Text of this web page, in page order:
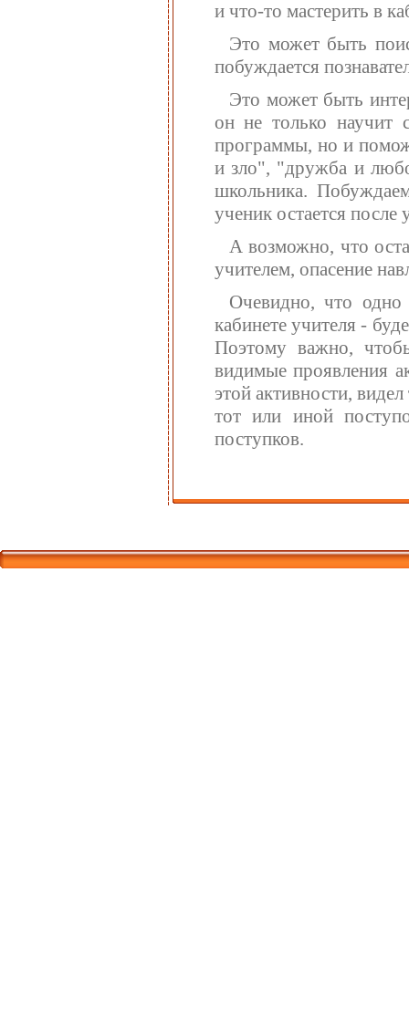
и что-то мастерить в
Это может быть
побуждается
Это может быть
он не только научит
программы, но и
и зло", "дружба и
школьника.
ученик остается после
А возможно, что
учителем, опасение
Очевидно, что
кабинете учителя -
Поэтому важно,
видимые проявления
этой активности,
тот или иной
поступков.